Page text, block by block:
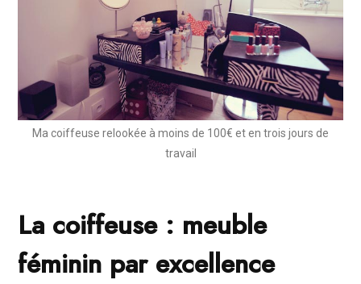
Ma coiffeuse relookée à moins de 100€ et en trois jours de
travail
La coiffeuse : meuble
féminin par excellence